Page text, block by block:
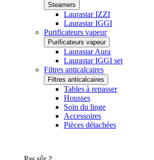
Steamers
Laurastar IZZI
Laurastar IGGI
Purificateurs vapeur
Purificateurs vapeur
Laurastar Aura
Laurastar IGGI set
Filtres anticalcaires
Filtres anticalcaires
Tables à repasser
Housses
Soin du linge
Accessoires
Pièces détachées